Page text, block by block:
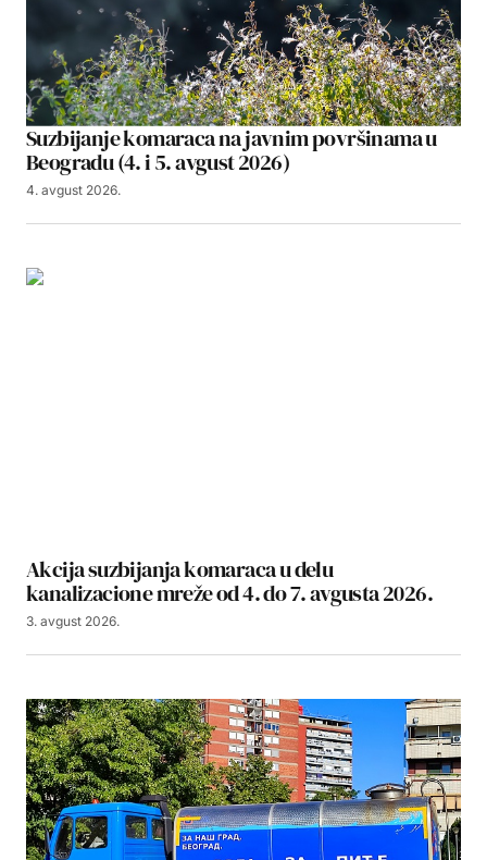
Suzbijanje komaraca na javnim površinama u
Beogradu (4. i 5. avgust 2026)
4. avgust 2026.
Akcija suzbijanja komaraca u delu
kanalizacione mreže od 4. do 7. avgusta 2026.
3. avgust 2026.